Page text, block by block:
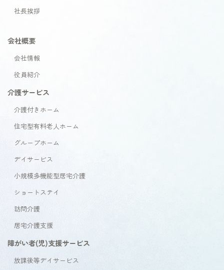
社長挨拶
会社概要
会社情報
役員紹介
介護サービス
介護付きホーム
住宅型有料老人ホーム
グループホーム
デイサービス
小規模多機能型居宅介護
ショートステイ
訪問介護
居宅介護支援
障がい者(児)支援サービス
放課後等デイサービス